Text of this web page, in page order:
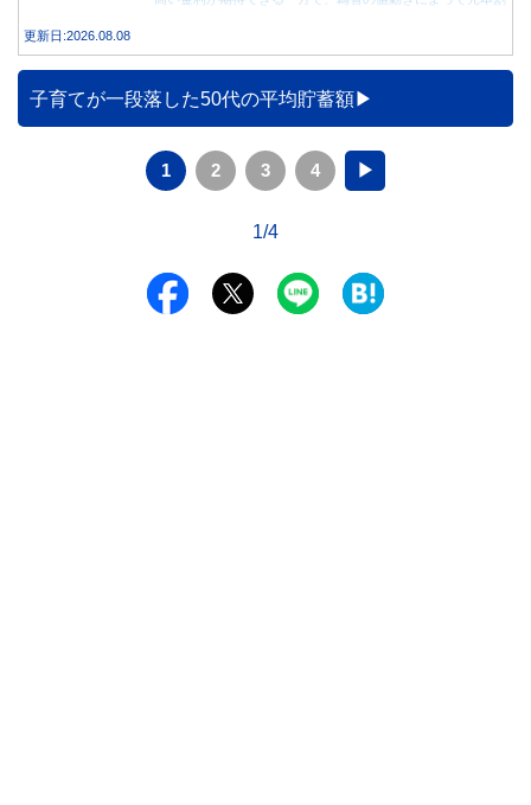
更新日:2026.08.08
子育てが一段落した50代の平均貯蓄額
1 2 3 4 ▶
1/4